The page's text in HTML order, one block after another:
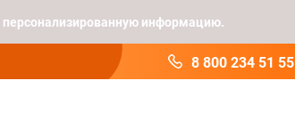
персонализированную информацию.
8 800 234 51 55